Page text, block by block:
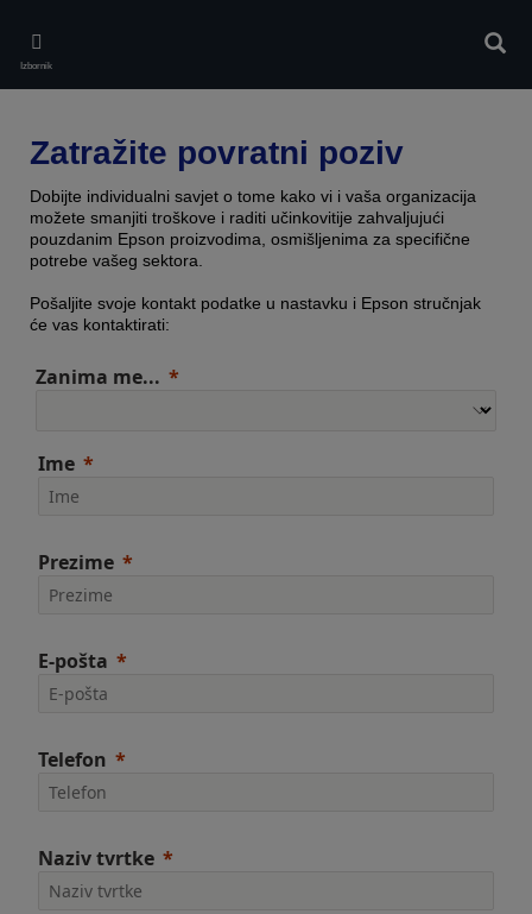
main
content
Izbornik
Zatražite povratni poziv
Dobijte individualni savjet o tome kako vi i vaša organizacija
možete smanjiti troškove i raditi učinkovitije zahvaljujući
pouzdanim Epson proizvodima, osmišljenima za specifične
potrebe vašeg sektora.
Pošaljite svoje kontakt podatke u nastavku i Epson stručnjak
će vas kontaktirati:
Zanima me...
Ime
Prezime
E-pošta
Telefon
Naziv tvrtke